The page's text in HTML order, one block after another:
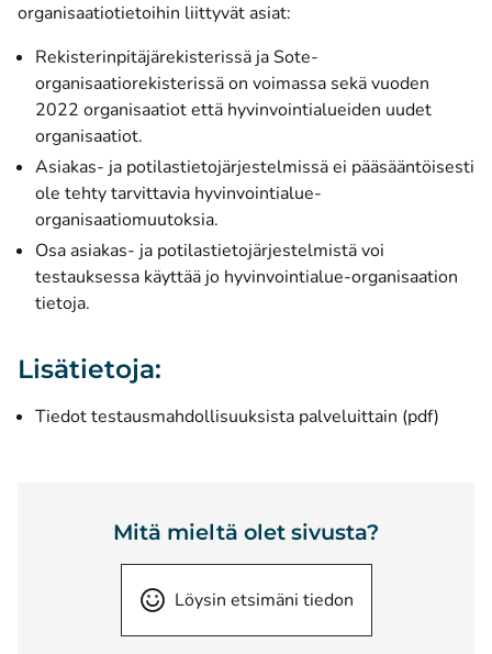
organisaatiotietoihin liittyvät asiat:
Rekisterinpitäjärekisterissä ja Sote-
organisaatiorekisterissä on voimassa sekä vuoden
2022 organisaatiot että hyvinvointialueiden uudet
organisaatiot.
Asiakas- ja potilastietojärjestelmissä ei pääsääntöisesti
ole tehty tarvittavia hyvinvointialue-
organisaatiomuutoksia.
Osa asiakas- ja potilastietojärjestelmistä voi
testauksessa käyttää jo hyvinvointialue-organisaation
tietoja.
Lisätietoja:
Tiedot testausmahdollisuuksista palveluittain (pdf)
Mitä mieltä olet sivusta?
Löysin etsimäni tiedon